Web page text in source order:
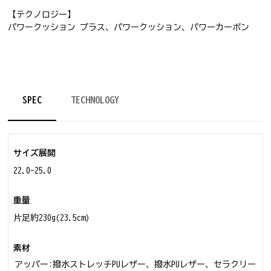
【テクノロジー】
パワークッション プラス、パワークッション、パワーカーボン
SPEC TECHNOLOGY
サイズ展開
22.0-25.0
重量
片足約230g(23.5cm)
素材
アッパー:撥水ストレッチPUレザー、撥水PUレザー、セラクリー